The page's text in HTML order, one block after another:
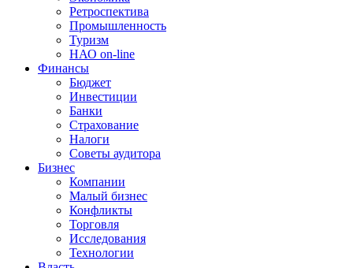
Ретроспектива
Промышленность
Туризм
НАО on-line
Финансы
Бюджет
Инвестиции
Банки
Страхование
Налоги
Советы аудитора
Бизнес
Компании
Малый бизнес
Конфликты
Торговля
Исследования
Технологии